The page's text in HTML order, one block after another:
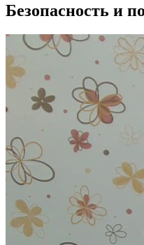
Безопасность и